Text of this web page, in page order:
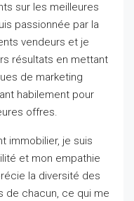
sur les meilleures
passionnée par la
vendeurs et je
résultats en mettant
de marketing
habilement pour
offres.
immobilier, je suis
et mon empathie
la diversité des
de chacun, ce qui me